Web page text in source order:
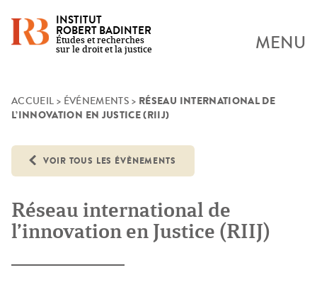
Skip
INSTITUT
ROBERT BADINTER
Études et recherches
sur le droit et la justice
MENU
ACCUEIL > ÉVÉNEMENTS > RÉSEAU INTERNATIONAL DE
L’INNOVATION EN JUSTICE (RIIJ)
VOIR TOUS LES ÉVÈNEMENTS
Réseau international de
l’innovation en Justice (RIIJ)